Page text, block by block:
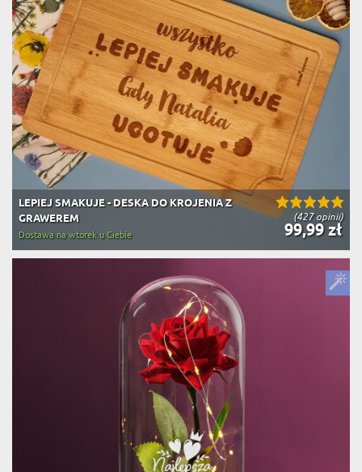
(427 opinii)
LEPIEJ SMAKUJE - DESKA DO KROJENIA Z
GRAWEREM
99,99 zł
Dostawa na wtorek u Ciebie